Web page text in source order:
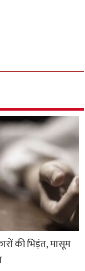
की भिड़ंत, मासूम